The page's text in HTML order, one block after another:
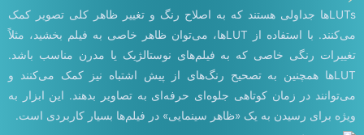
LUTs‌ها جداولی هستند که به اصلاح رنگ و تغییر ظاهر کلی تصویر کمک
می‌کنند. با استفاده از LUT‌ها، می‌توان ظاهر خاصی به فیلم بخشید، مثلاً
تغییرات رنگی خاصی که به فیلم‌های نوستالژیک یا مدرن مناسب باشد.
LUT‌ها همچنین به تصحیح رنگ‌های از پیش اشتباه نیز کمک می‌کنند و
می‌توانند در زمان کوتاهی جلوه‌ای حرفه‌ای به تصاویر بدهند. این ابزار به
ویژه برای رسیدن به یک «ظاهر سینمایی» در فیلم‌ها بسیار کاربردی است.